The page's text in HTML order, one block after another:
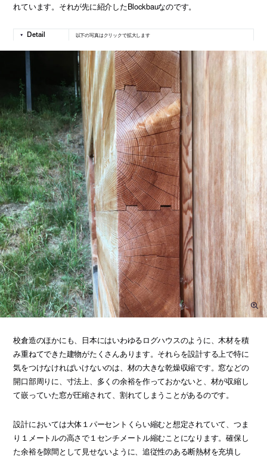
れています。それが先に紹介したBlockbauなのです。
以下の写真はクリックで拡大します
校倉造のほかにも、日本にはいわゆるログハウスのように、木材を積
み重ねてできた建物がたくさんあります。それらを設計する上で特に
気をつけなければいけないのは、材の大きな乾燥収縮です。窓などの
開口部周りに、寸法上、多くの余裕を作っておかないと、材が収縮し
て嵌っていた窓が圧縮されて、割れてしまうことがあるのです。
設計においては大体１パーセントくらい縮むと想定されていて、つま
り１メートルの高さで１センチメートル縮むことになります。確保し
た余裕を隙間として見せないように、追従性のある断熱材を充填し